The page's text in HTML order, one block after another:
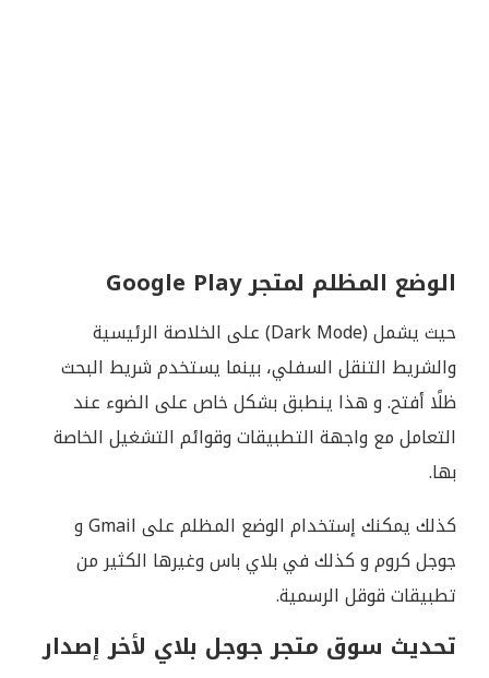
الوضع المظلم لمتجر Google Play
حيث يشمل (Dark Mode) على الخلاصة الرئيسية
والشريط التنقل السفلي، بينما يستخدم شريط البحث
ظلًا أفتح. و هذا ينطبق بشكل خاص على الضوء عند
التعامل مع واجهة التطبيقات وقوائم التشغيل الخاصة
بها.
كذلك يمكنك إستخدام الوضع المظلم على Gmail و
جوجل كروم و كذلك في بلاي باس وغيرها الكثير من
تطبيقات قوقل الرسمية.
تحديث سوق متجر جوجل بلاي لأخر إصدار